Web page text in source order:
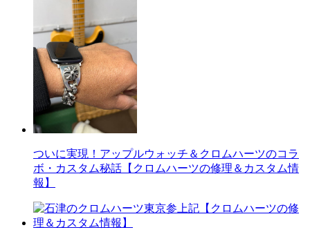
ついに実現！アップルウォッチ＆クロムハーツのコラ
ボ・カスタム秘話【クロムハーツの修理＆カスタム情
報】